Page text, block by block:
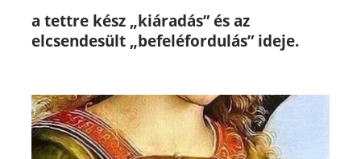
a tettre kész „kiáradás” és az
elcsendesült „befeléfordulás” ideje.